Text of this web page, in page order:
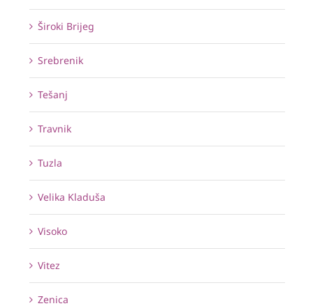
Široki Brijeg
Srebrenik
Tešanj
Travnik
Tuzla
Velika Kladuša
Visoko
Vitez
Zenica